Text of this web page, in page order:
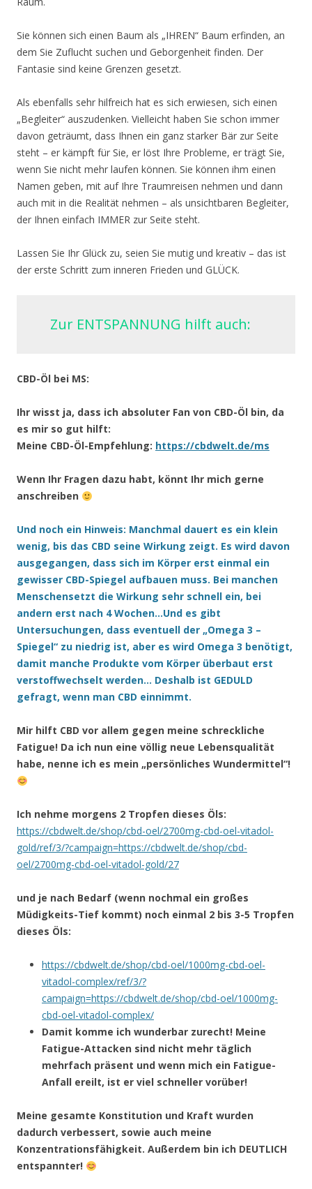
Sie können sich einen Baum als „IHREN“ Baum erfinden, an
dem Sie Zuflucht suchen und Geborgenheit finden. Der
Fantasie sind keine Grenzen gesetzt.
Als ebenfalls sehr hilfreich hat es sich erwiesen, sich einen
„Begleiter“ auszudenken. Vielleicht haben Sie schon immer
davon geträumt, dass Ihnen ein ganz starker Bär zur Seite
steht – er kämpft für Sie, er löst Ihre Probleme, er trägt Sie,
wenn Sie nicht mehr laufen können. Sie können ihm einen
Namen geben, mit auf Ihre Traumreisen nehmen und dann
auch mit in die Realität nehmen – als unsichtbaren Begleiter,
der Ihnen einfach IMMER zur Seite steht.
Lassen Sie Ihr Glück zu, seien Sie mutig und kreativ – das ist
der erste Schritt zum inneren Frieden und GLÜCK.
Zur ENTSPANNUNG hilft auch:
CBD-Öl bei MS:
Ihr wisst ja, dass ich absoluter Fan von CBD-Öl bin, da
es mir so gut hilft:
Meine CBD-Öl-Empfehlung: https://cbdwelt.de/ms
Wenn Ihr Fragen dazu habt, könnt Ihr mich gerne
anschreiben
Und noch ein Hinweis: Manchmal dauert es ein klein
wenig, bis das CBD seine Wirkung zeigt. Es wird davon
ausgegangen, dass sich im Körper erst einmal ein
gewisser CBD-Spiegel aufbauen muss. Bei manchen
Menschensetzt die Wirkung sehr schnell ein, bei
andern erst nach 4 Wochen…Und es gibt
Untersuchungen, dass eventuell der „Omega 3 –
Spiegel“ zu niedrig ist, aber es wird Omega 3 benötigt,
damit manche Produkte vom Körper überbaut erst
verstoffwechselt werden… Deshalb ist GEDULD
gefragt, wenn man CBD einnimmt.
Mir hilft CBD vor allem gegen meine schreckliche
Fatigue! Da ich nun eine völlig neue Lebensqualität
habe, nenne ich es mein „persönliches Wundermittel“!
Ich nehme morgens 2 Tropfen dieses Öls:
https://cbdwelt.de/shop/cbd-oel/2700mg-cbd-oel-vitadol-
gold/ref/3/?campaign=https://cbdwelt.de/shop/cbd-
oel/2700mg-cbd-oel-vitadol-gold/27
und je nach Bedarf (wenn nochmal ein großes
Müdigkeits-Tief kommt) noch einmal 2 bis 3-5 Tropfen
dieses Öls:
https://cbdwelt.de/shop/cbd-oel/1000mg-cbd-oel-
vitadol-complex/ref/3/?
campaign=https://cbdwelt.de/shop/cbd-oel/1000mg-
cbd-oel-vitadol-complex/
Damit komme ich wunderbar zurecht! Meine
Fatigue-Attacken sind nicht mehr täglich
mehrfach präsent und wenn mich ein Fatigue-
Anfall ereilt, ist er viel schneller vorüber!
Meine gesamte Konstitution und Kraft wurden
dadurch verbessert, sowie auch meine
Konzentrationsfähigkeit. Außerdem bin ich DEUTLICH
entspannter!